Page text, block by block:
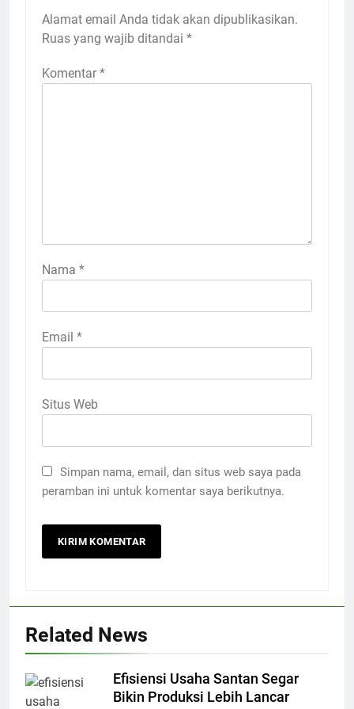
Alamat email Anda tidak akan dipublikasikan.
Ruas yang wajib ditandai *
Komentar *
Nama *
Email *
Situs Web
Simpan nama, email, dan situs web saya pada
peramban ini untuk komentar saya berikutnya.
Related News
Efisiensi Usaha Santan Segar
Bikin Produksi Lebih Lancar